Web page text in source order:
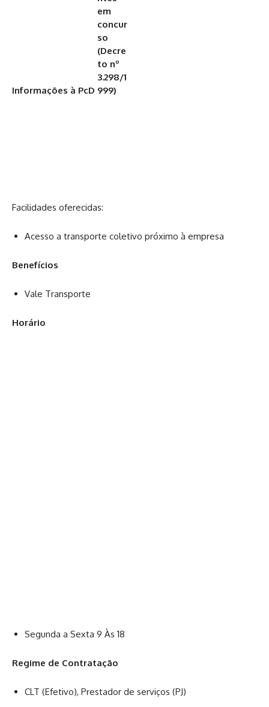
Informações à PcD
Facilidades oferecidas:
Acesso a transporte coletivo próximo à empresa
Benefícios
Vale Transporte
Horário
Segunda a Sexta 9 Às 18
Regime de Contratação
CLT (Efetivo), Prestador de serviços (PJ)